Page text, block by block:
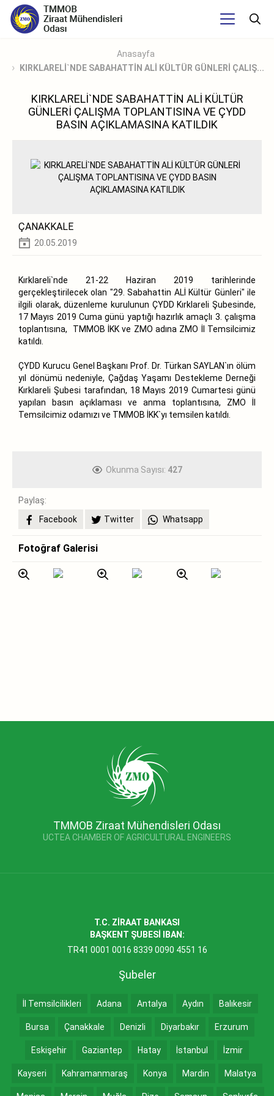
Anasayfa
KIRKLARELİ`NDE SABAHATTİN ALİ KÜLTÜR GÜNLERİ ÇALIŞ...
KIRKLARELİ`NDE SABAHATTİN ALİ KÜLTÜR
GÜNLERİ ÇALIŞMA TOPLANTISINA VE ÇYDD
BASIN AÇIKLAMASINA KATILDIK
ÇANAKKALE
20.05.2019
Kırklareli`nde 21-22 Haziran 2019 tarihlerinde
gerçekleştirilecek olan "29. Sabahattin ALİ Kültür Günleri" ile
ilgili olarak, düzenleme kurulunun ÇYDD Kırklareli Şubesinde,
17 Mayıs 2019 Cuma günü yaptığı hazırlık amaçlı 3. çalışma
toplantısına, TMMOB İKK ve ZMO adına ZMO İl Temsilcimiz
katıldı.
ÇYDD Kurucu Genel Başkanı Prof. Dr. Türkan SAYLAN`ın ölüm
yıl dönümü nedeniyle, Çağdaş Yaşamı Destekleme Derneği
Kırklareli Şubesi tarafından, 18 Mayıs 2019 Cumartesi günü
yapılan basın açıklaması ve anma toplantısına, ZMO İl
Temsilcimiz odamızı ve TMMOB İKK`yı temsilen katıldı.
Okunma Sayısı: 427
Paylaş:
Facebook
Twitter Whatsapp
Fotoğraf Galerisi
TMMOB Ziraat Mühendisleri Odası
UCTEA CHAMBER OF AGRICULTURAL ENGINEERS
T.C. ZİRAAT BANKASI
BAŞKENT ŞUBESİ IBAN:
TR41 0001 0016 8339 0090 4551 16
Şubeler
İl Temsilcilikleri Adana Antalya Aydın Balıkesir
Bursa Çanakkale Denizli Diyarbakır Erzurum
Eskişehir Gaziantep Hatay İstanbul İzmir
Kayseri Kahramanmaraş Konya Mardin Malatya